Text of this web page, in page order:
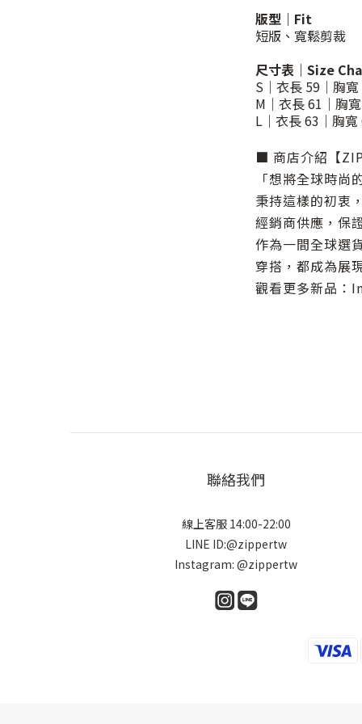
版型｜Fit
短版、寬鬆剪裁
尺寸表｜Size
S｜衣長 59｜胸
M｜衣長 61｜胸
L｜衣長 63｜胸
■ 商店介紹【
「想將全球時
秉持這樣的初衷
經銷商供應，保
作為一間全球選
穿搭，都成為展
觀看更多新品
聯絡我們
線上客服 14:00-22:00
LINE ID:@zippertw
Instagram: @zippertw